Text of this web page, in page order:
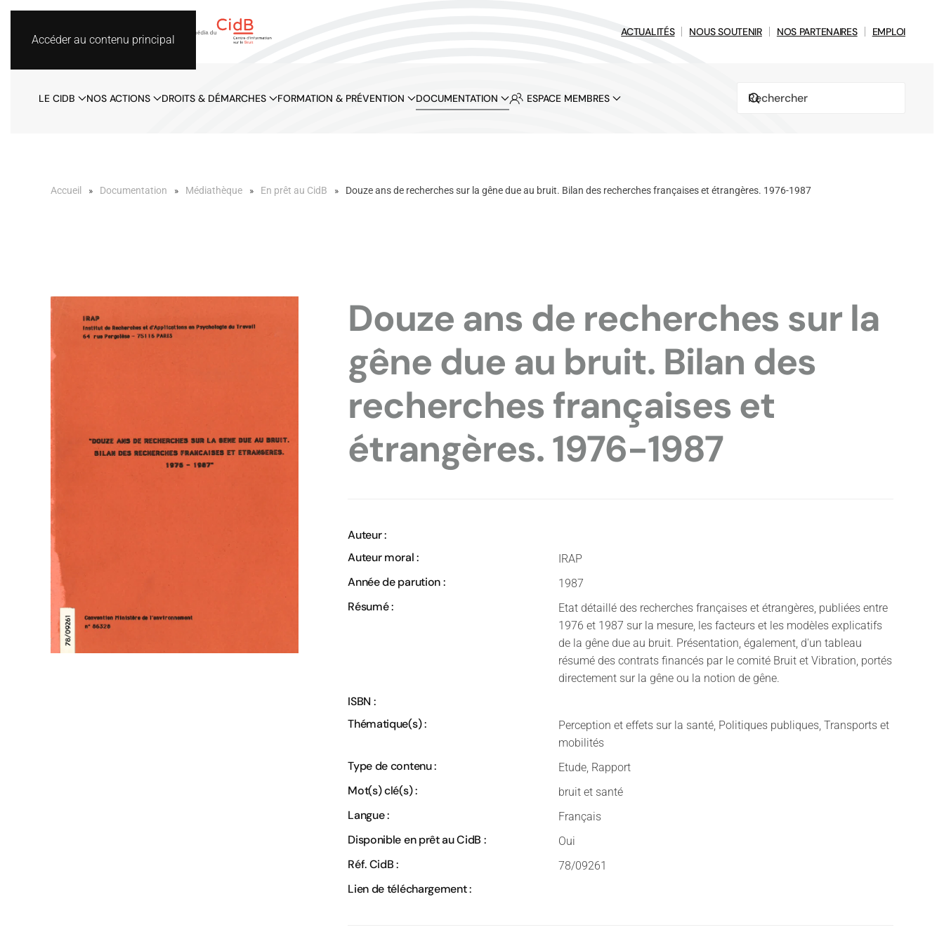
Accéder au contenu principal
ACTUALITÉS NOUS SOUTENIR NOS PARTENAIRES EMPLOI
LE CIDB NOS ACTIONS DROITS & DÉMARCHES FORMATION & PRÉVENTION DOCUMENTATION ESPACE MEMBRES
Accueil Documentation Médiathèque En prêt au CidB Douze ans de recherches sur la gêne due au bruit. Bilan des recherches françaises et étrangères. 1976-1987
Douze ans de recherches sur la
gêne due au bruit. Bilan des
recherches françaises et
étrangères. 1976-1987
Auteur :
Auteur moral :
IRAP
Année de parution : 1987
Résumé :
Etat détaillé des recherches françaises et étrangères, publiées entre
1976 et 1987 sur la mesure, les facteurs et les modèles explicatifs
de la gêne due au bruit. Présentation, également, d'un tableau
résumé des contrats financés par le comité Bruit et Vibration, portés
directement sur la gêne ou la notion de gêne.
ISBN :
Thématique(s) :
Perception et effets sur la santé, Politiques publiques, Transports et
mobilités
Type de contenu : Etude, Rapport
Mot(s) clé(s) : bruit et santé
Langue : Français
Disponible en prêt au CidB : Oui
Réf. CidB : 78/09261
Lien de téléchargement :